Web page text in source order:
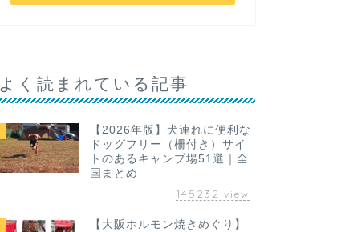
よく読まれている記事
【2026年版】犬連れに便利な
ドッグフリー（柵付き）サイ
トのあるキャンプ場51選｜全
国まとめ
145232 view
【大阪ホルモン焼きめぐり】